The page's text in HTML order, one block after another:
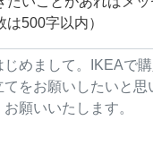
は500字以内）